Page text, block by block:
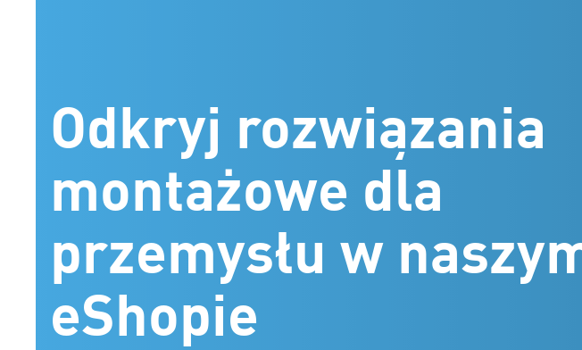
Odkryj rozwiązania
montażowe dla
przemysłu w
eShopie